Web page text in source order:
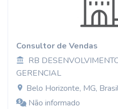
Consultor de Vendas
RB
GERENCIAL
Belo Horizonte, MG,
Não informado